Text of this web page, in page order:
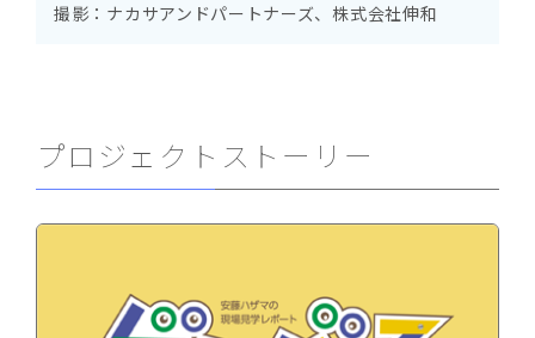
撮影：ナカサアンドパートナーズ、株式会社伸和
プロジェクトストーリー